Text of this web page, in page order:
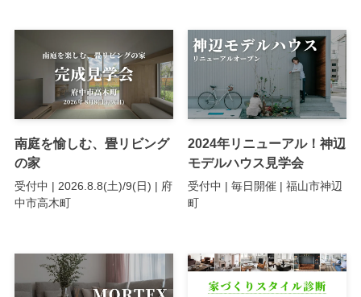
南庭を愉しむ、畳リビング
の家
受付中 | 2026.8.8(土)/9(日) | 府
中市高木町
2024年リニューアル！神辺
モデルハウス見学会
受付中 | 毎日開催 | 福山市神辺
町